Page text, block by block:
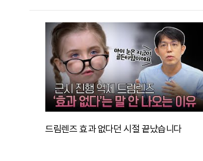
드림렌즈 효과 없다던 시절 끝났습니다